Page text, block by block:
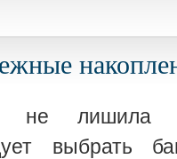
не лишила
выбрать